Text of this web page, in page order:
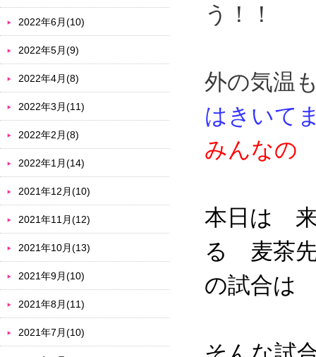
う！！
外の気温
はきいて
みんなの
本日は
る 麦茶
の試合
2022年6月(10)
2022年5月(9)
2022年4月(8)
2022年3月(11)
2022年2月(8)
2022年1月(14)
2021年12月(10)
2021年11月(12)
2021年10月(13)
2021年9月(10)
2021年8月(11)
2021年7月(10)